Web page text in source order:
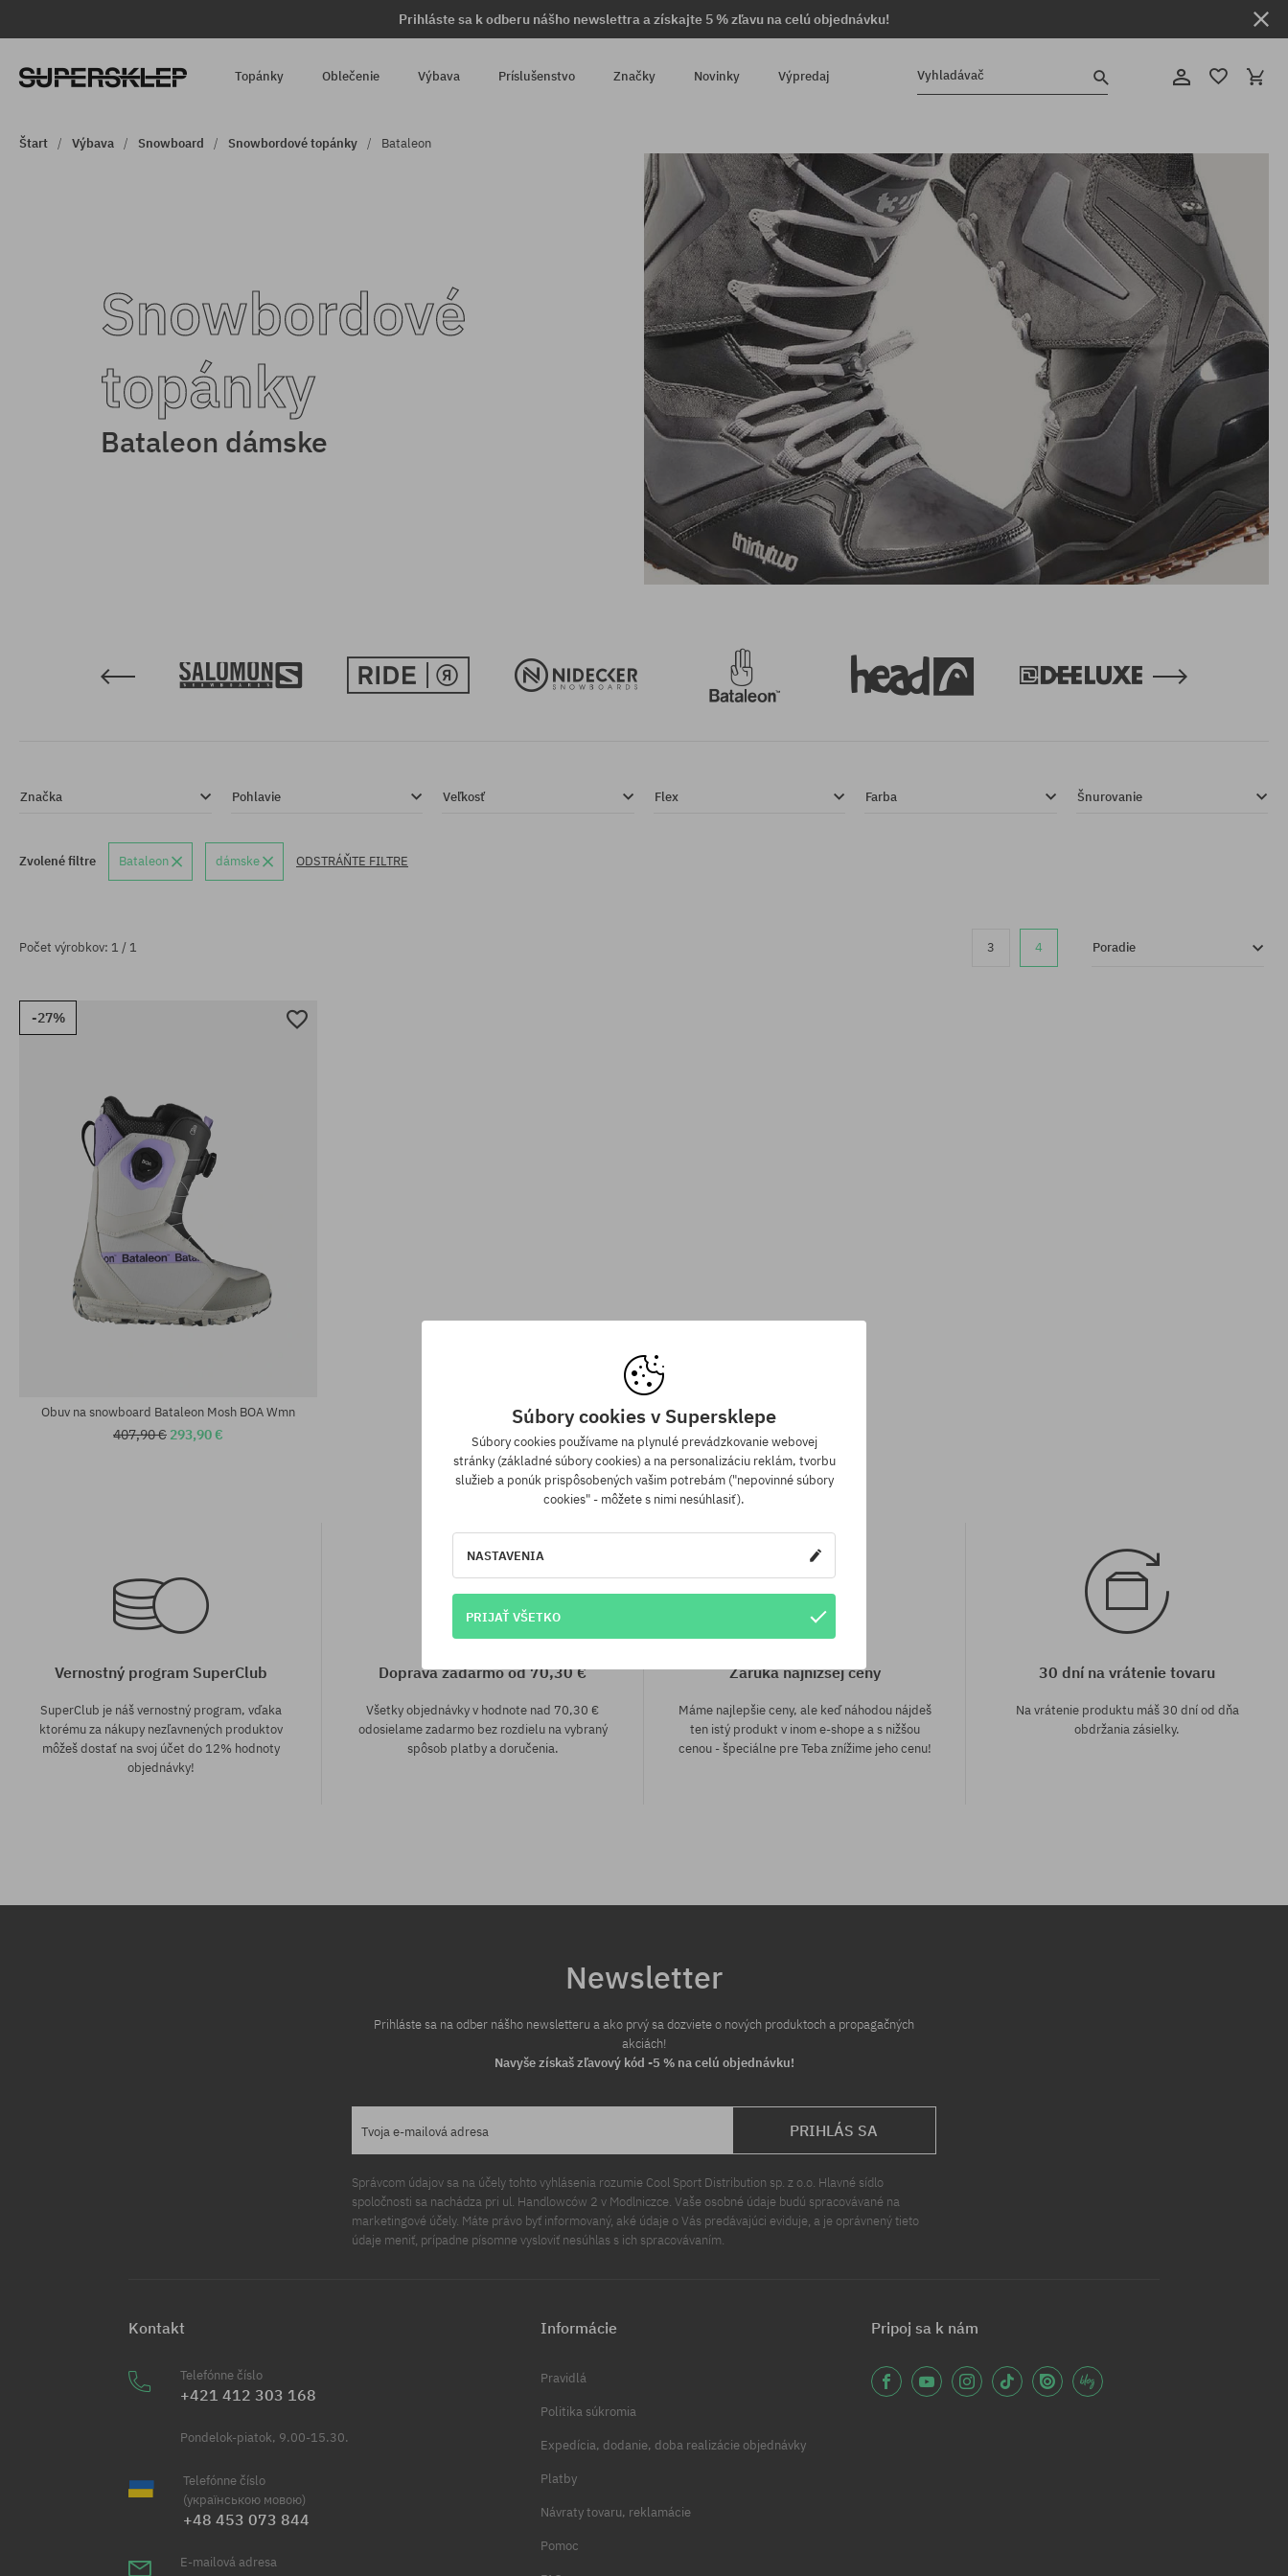
Prihláste sa k odberu nášho newslettra a získajte 5 % zľavu na celú objednávku!
Topánky Oblečenie Výbava Príslušenstvo Značky Novinky Výpredaj Vyhladávač
Štart Výbava Snowboard Snowbordové topánky Bataleon
Snowbordové
topánky
Bataleon dámske
Značka Pohlavie Veľkosť Flex Farba Šnurovanie
Zvolené filtre Bataleon dámske ODSTRÁŇTE FILTRE
Počet výrobkov: 1 / 1 3 4 Poradie
-27%
Obuv na snowboard Bataleon Mosh BOA Wmn
407,90 € 293,90 €
Vernostný program SuperClub
SuperClub je náš vernostný program, vďaka
ktorému za nákupy nezľavnených produktov
môžeš dostať na svoj účet do 12% hodnoty
objednávky!
Doprava zadarmo od 70,30 €
Všetky objednávky v hodnote nad 70,30 €
odosielame zadarmo bez rozdielu na vybraný
spôsob platby a doručenia.
Záruka najnižšej ceny
Máme najlepšie ceny, ale keď náhodou nájdeš
ten istý produkt v inom e-shope a s nižšou
cenou - špeciálne pre Teba znížime jeho cenu!
30 dní na vrátenie tovaru
Na vrátenie produktu máš 30 dní od dňa
obdržania zásielky.
Newsletter
Prihláste sa na odber nášho newsletteru a ako prvý sa dozviete o nových produktoch a propagačných
akciách!
Navyše získaš zľavový kód -5 % na celú objednávku!
Tvoja e-mailová adresa PRIHLÁS SA
Správcom údajov sa na účely tohto vyhlásenia rozumie Cool Sport Distribution sp. z o.o. Hlavné sídlo
spoločnosti sa nachádza pri ul. Handlowców 2 v Modlniczce. Vaše osobné údaje budú spracovávané na
marketingové účely. Máte právo byť informovaný, aké údaje o Vás predávajúci eviduje, a je oprávnený tieto
údaje meniť, prípadne písomne vysloviť nesúhlas s ich spracovávaním.
Kontakt
Telefónne číslo
+421 412 303 168
Pondelok-piatok, 9.00-15.30.
Telefónne číslo
(українською мовою)
+48 453 073 844
E-mailová adresa
Informácie
Pravidlá
Politika súkromia
Expedícia, dodanie, doba realizácie objednávky
Platby
Návraty tovaru, reklamácie
Pomoc
Pripoj sa k nám
Súbory cookies v Supersklepe
Súbory cookies používame na plynulé prevádzkovanie webovej
stránky (základné súbory cookies) a na personalizáciu reklám, tvorbu
služieb a ponúk prispôsobených vašim potrebám ("nepovinné súbory
cookies" - môžete s nimi nesúhlasiť).
NASTAVENIA
PRIJAŤ VŠETKO